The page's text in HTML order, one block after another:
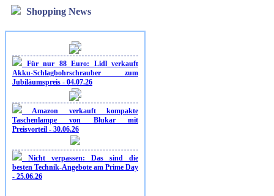
Shopping News
Für nur 88 Euro: Lidl verkauft
Akku-Schlagbohrschrauber zum
Jubiläumspreis - 04.07.26
Amazon verkauft kompakte
Taschenlampe von Blukar mit
Preisvorteil - 30.06.26
Nicht verpassen: Das sind die
besten Technik-Angebote am Prime Day
- 25.06.26